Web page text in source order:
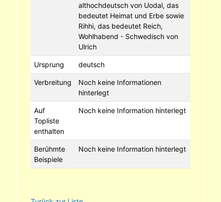
althochdeutsch von Uodal, das
bedeutet Heimat und Erbe sowie
Rihhi, das bedeutet Reich,
Wohlhabend - Schwedisch von
Ulrich
Ursprung deutsch
Verbreitung
Noch keine Informationen
hinterlegt
Auf
Topliste
enthalten
Noch keine Information hinterlegt
Berühmte
Beispiele
Noch keine Information hinterlegt